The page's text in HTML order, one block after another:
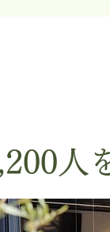
人